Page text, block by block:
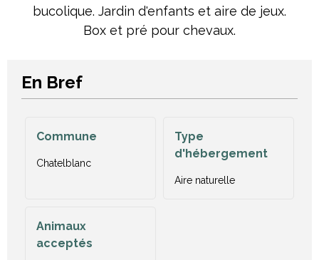
bucolique. Jardin d'enfants et aire de jeux.
Box et pré pour chevaux.
En Bref
Commune
Chatelblanc
Type
d'hébergement
Aire naturelle
Animaux
acceptés